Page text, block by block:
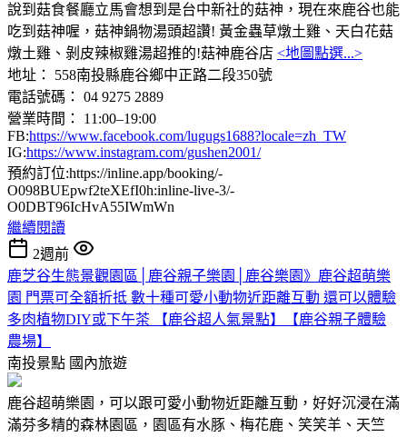
說到菇食餐廳立馬會想到是台中新社的菇神，現在來鹿谷也能
吃到菇神喔，菇神鍋物湯頭超讚! 黃金蟲草燉土雞、天白花菇
燉土雞、剝皮辣椒雞湯超推的!菇神鹿谷店 <地圖點選...>
地址： 558南投縣鹿谷鄉中正路二段350號
電話號碼： 04 9275 2889
營業時間： 11:00–19:00
FB:https://www.facebook.com/lugugs1688?locale=zh_TW
IG:https://www.instagram.com/gushen2001/
預約訂位:https://inline.app/booking/-
O098BUEpwf2teXEfI0h:inline-live-3/-
O0DBT96IcHvA55IWmWn
繼續閱讀
2週前
鹿芝谷生態景觀園區│鹿谷親子樂園│鹿谷樂園》鹿谷超萌樂
園 門票可全額折抵 數十種可愛小動物近距離互動 還可以體驗
多肉植物DIY或下午茶 【鹿谷超人氣景點】【鹿谷親子體驗
農場】
南投景點 國內旅遊
鹿谷超萌樂園，可以跟可愛小動物近距離互動，好好沉浸在滿
滿芬多精的森林園區，園區有水豚、梅花鹿、笑笑羊、天竺